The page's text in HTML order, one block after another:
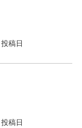
投稿日
投稿日